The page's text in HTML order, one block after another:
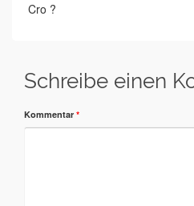
Cro ?
Schreibe einen
Kommentar *